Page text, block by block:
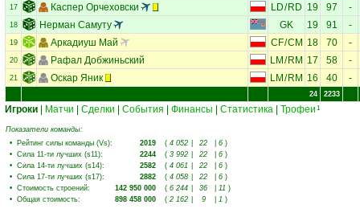
17 Каспер Орчеховски LD/ RD 19 97 -
18 Нерман Самуту GK 19 91 -
19 Аркадиуш Май CF/CM 18 70 -
20 Рафал Добжиньский LM / RM 17 58 -
21 Оскар Яник LM / RM 16 40 -
24 2233
Игроки Матчи Сделки События Финансы Статистика Трофеи 1
Показатели команды:
• Рейтинг силы команды (Vs): 2019 ( 4 052 22 6 )
• Сила 11-ти лучших (s11): 2244 ( 3 992 22 6 )
• Сила 14-ти лучших (s14): 2582 ( 4 061 22 6 )
• Сила 17-ти лучших (s17): 2882 ( 4 058 22 6 )
• Стоимость строений: 142 950 000 ( 6 244 36 11 )
• Общая стоимость: 898 458 000 ( 2 162 9 1 )